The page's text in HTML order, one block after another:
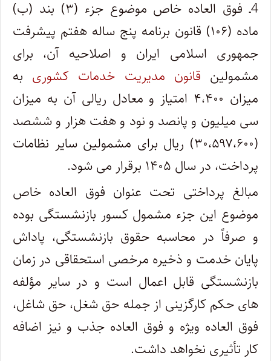
4ـ فوق العاده خاص موضوع جزء (۳) بند (ب)
ماده (۱۰۶) قانون برنامه پنج ساله هفتم پیشرفت
جمهوری اسلامی ایران و اصلاحیه آن، برای
مشمولین قانون مدیریت خدمات کشوری به
میزان ۴،۴۰۰ امتیاز و معادل ریالی آن به میزان
سی میلیون و پانصد و نود و هفت هزار و ششصد
(۳۰،۵۹۷،۶۰۰) ریال برای مشمولین سایر نظامات
پرداخت، در سال ۱۴۰۵ برقرار می شود.
مبالغ پرداختی تحت عنوان فوق العاده خاص
موضوع این جزء مشمول کسور بازنشستگی بوده
و صرفاً در محاسبه حقوق بازنشستگی، پاداش
پایان خدمت و ذخیره مرخصی استحقاقی در زمان
بازنشستگی قابل اعمال است و در سایر مؤلفه
های حکم کارگزینی از جمله حق شغل، حق شاغل،
فوق العاده ویژه و فوق العاده جذب و نیز اضافه
کار تأثیری نخواهد داشت.